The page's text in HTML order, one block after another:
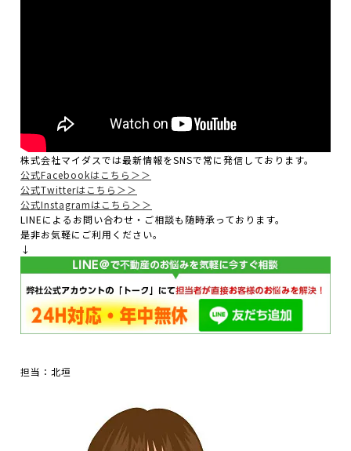
株式会社マイダスでは最新情報をSNSで常に発信しております。
公式Facebookはこちら＞＞
公式Twitterはこちら＞＞
公式Instagramはこちら＞＞
LINEによるお問い合わせ・ご相談も随時承っております。
是非お気軽にご利用ください。
↓
担当：北垣